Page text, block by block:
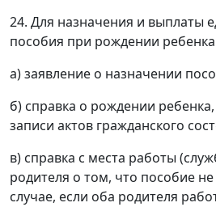
24. Для назначения и выплаты
пособия при рождении
а) заявление о назначении
б) справка о рождении
записи актов гражданского
в) справка с места работы
родителя о том, что пособие
случае, если оба родителя